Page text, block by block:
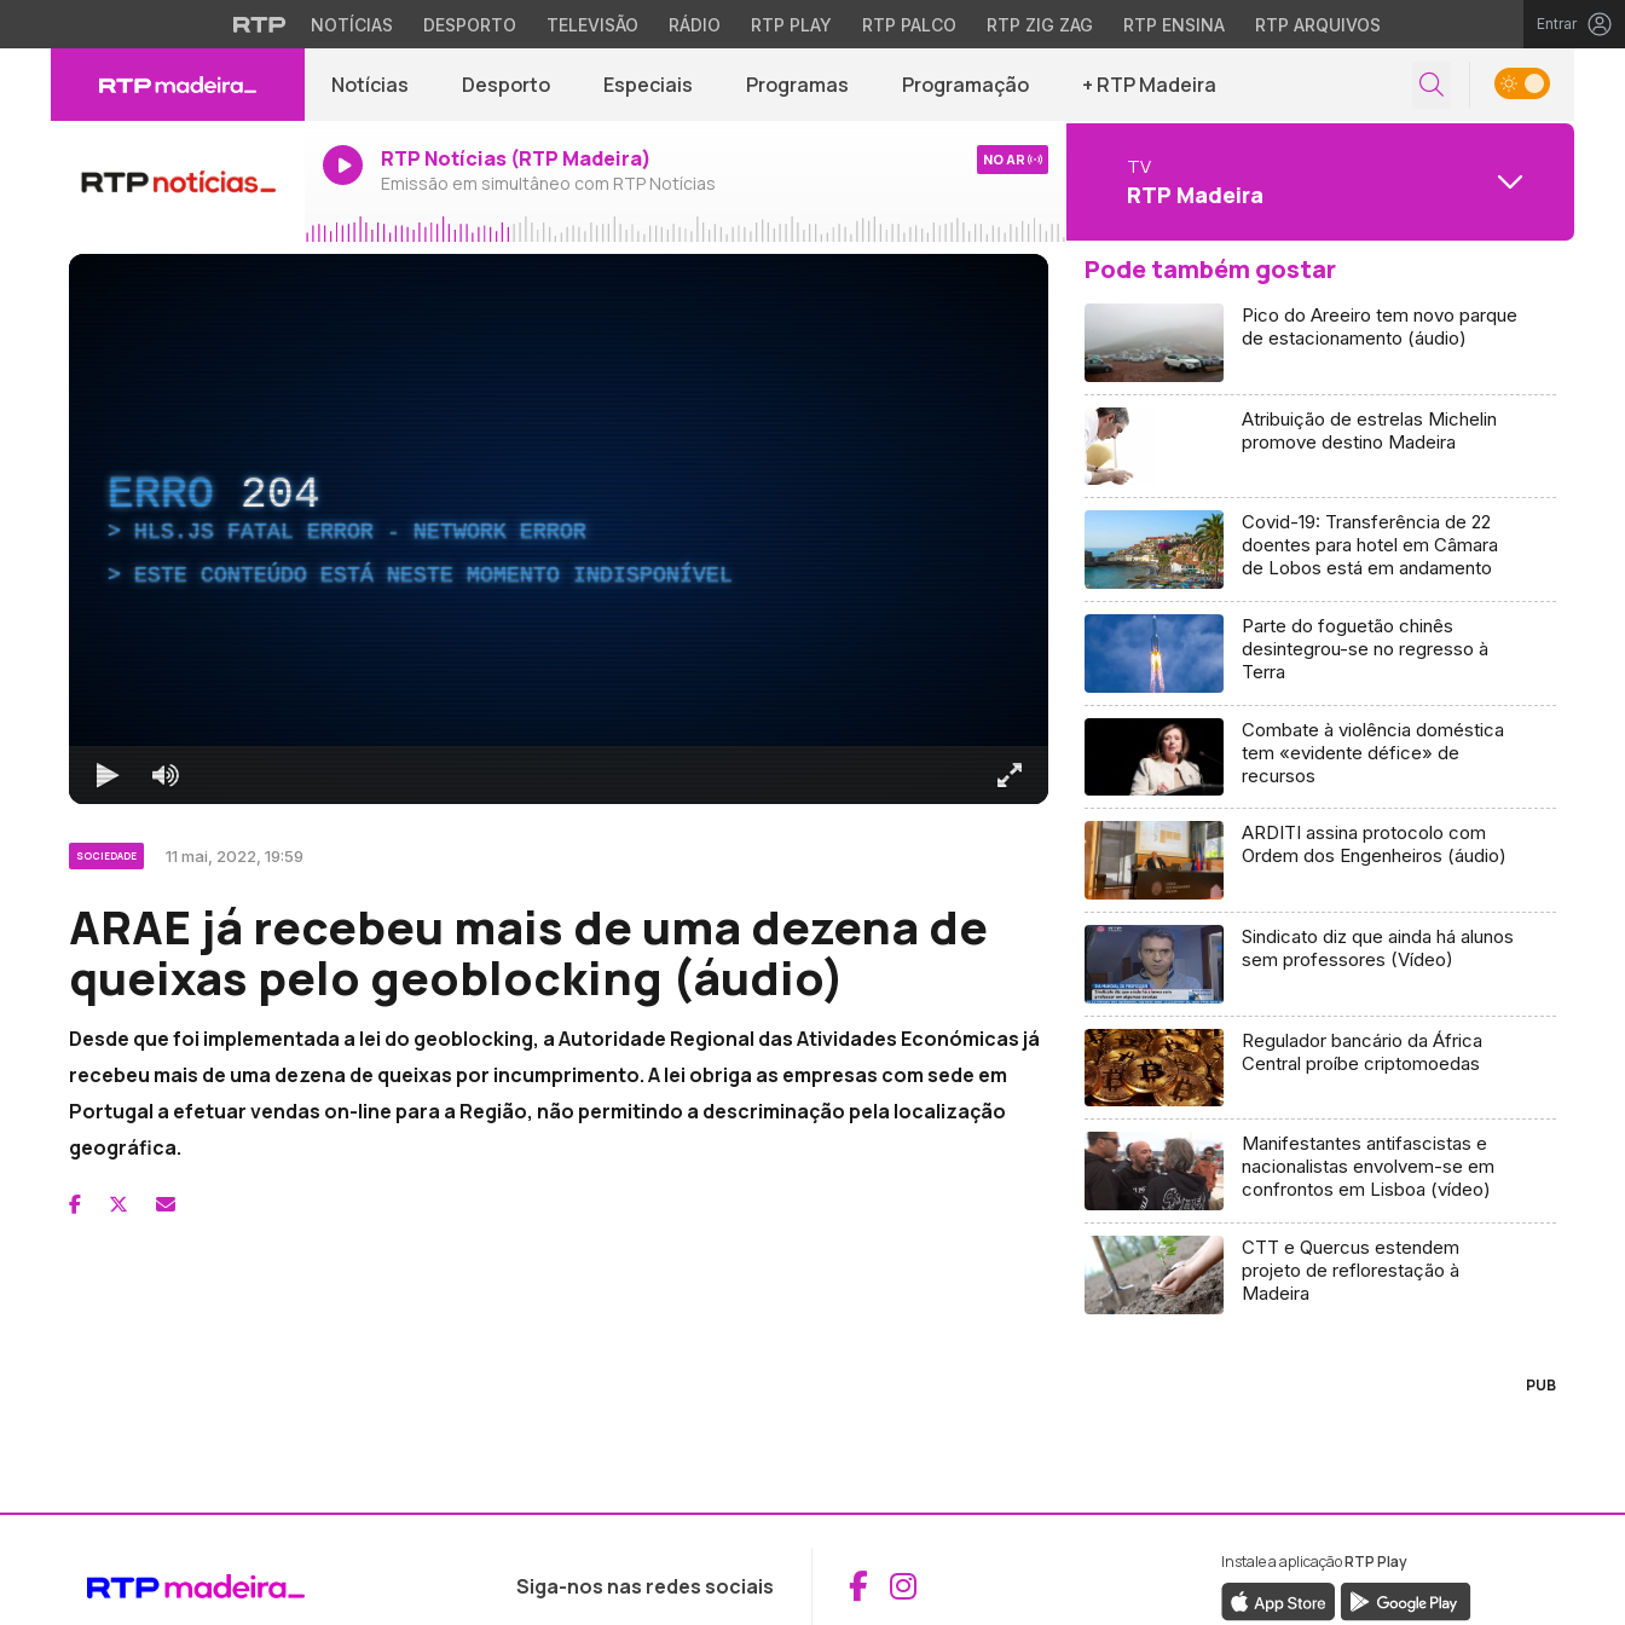
NOTÍCIAS DESPORTO TELEVISÃO RÁDIO RTP PLAY RTP PALCO RTP ZIG ZAG RTP ENSINA RTP ARQUIVOS Entrar
Notícias Desporto Especiais Programas Programação + RTP Madeira
RTP Notícias (RTP Madeira)
Emissão em simultâneo com RTP Notícias
NO AR TV
RTP Madeira
ERRO 204
HLS.JS FATAL ERROR - NETWORK ERROR
ESTE CONTEÚDO ESTÁ NESTE MOMENTO INDISPONÍVEL
SOCIEDADE 11 mai, 2022, 19:59
ARAE já recebeu mais de uma dezena de
queixas pelo geoblocking (áudio)
Desde que foi implementada a lei do geoblocking, a Autoridade Regional das Atividades Económicas já
recebeu mais de uma dezena de queixas por incumprimento. A lei obriga as empresas com sede em
Portugal a efetuar vendas on-line para a Região, não permitindo a descriminação pela localização
geográfica.
Pode também gostar
Pico do Areeiro tem novo parque
de estacionamento (áudio)
Atribuição de estrelas Michelin
promove destino Madeira
Covid-19: Transferência de 22
doentes para hotel em Câmara
de Lobos está em andamento
Parte do foguetão chinês
desintegrou-se no regresso à
Terra
Combate à violência doméstica
tem «evidente défice» de
recursos
ARDITI assina protocolo com
Ordem dos Engenheiros (áudio)
Sindicato diz que ainda há alunos
sem professores (Vídeo)
Regulador bancário da África
Central proíbe criptomoedas
Manifestantes antifascistas e
nacionalistas envolvem-se em
confrontos em Lisboa (vídeo)
CTT e Quercus estendem
projeto de reflorestação à
Madeira
PUB
Siga-nos nas redes sociais Aceder ao Facebook da RTP Madeira
Aceder ao Instagram da RTP Madeira
Instale a aplicaçãoRTP Play